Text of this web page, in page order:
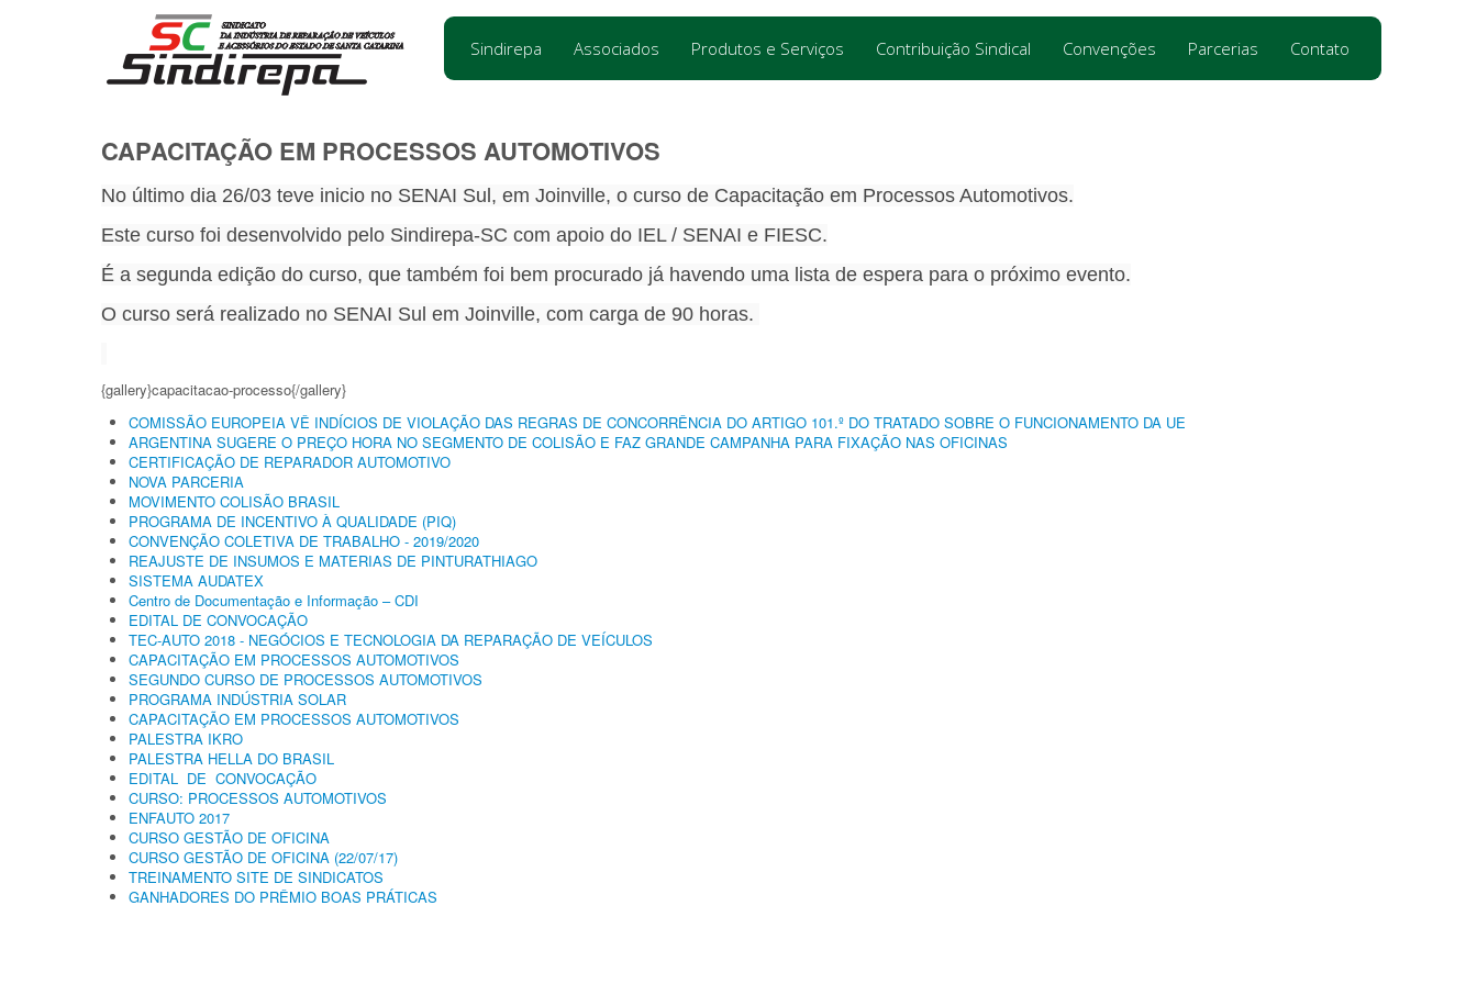
Sindirepa Associados Produtos e Serviços Contribuição Sindical Convenções Parcerias Contato
CAPACITAÇÃO EM PROCESSOS AUTOMOTIVOS
No último dia 26/03 teve inicio no SENAI Sul, em Joinville, o curso de Capacitação em Processos Automotivos.
Este curso foi desenvolvido pelo Sindirepa-SC com apoio do IEL / SENAI e FIESC.
É a segunda edição do curso, que também foi bem procurado já havendo uma lista de espera para o próximo evento.
O curso será realizado no SENAI Sul em Joinville, com carga de 90 horas.
{gallery}capacitacao-processo{/gallery}
COMISSÃO EUROPEIA VÊ INDÍCIOS DE VIOLAÇÃO DAS REGRAS DE CONCORRÊNCIA DO ARTIGO 101.º DO TRATADO SOBRE O FUNCIONAMENTO DA UE
ARGENTINA SUGERE O PREÇO HORA NO SEGMENTO DE COLISÃO E FAZ GRANDE CAMPANHA PARA FIXAÇÃO NAS OFICINAS
CERTIFICAÇÃO DE REPARADOR AUTOMOTIVO
NOVA PARCERIA
MOVIMENTO COLISÃO BRASIL
PROGRAMA DE INCENTIVO À QUALIDADE (PIQ)
CONVENÇÃO COLETIVA DE TRABALHO - 2019/2020
REAJUSTE DE INSUMOS E MATERIAS DE PINTURATHIAGO
SISTEMA AUDATEX
Centro de Documentação e Informação – CDI
EDITAL DE CONVOCAÇÃO
TEC-AUTO 2018 - NEGÓCIOS E TECNOLOGIA DA REPARAÇÃO DE VEÍCULOS
CAPACITAÇÃO EM PROCESSOS AUTOMOTIVOS
SEGUNDO CURSO DE PROCESSOS AUTOMOTIVOS
PROGRAMA INDÚSTRIA SOLAR
CAPACITAÇÃO EM PROCESSOS AUTOMOTIVOS
PALESTRA IKRO
PALESTRA HELLA DO BRASIL
EDITAL DE CONVOCAÇÃO
CURSO: PROCESSOS AUTOMOTIVOS
ENFAUTO 2017
CURSO GESTÃO DE OFICINA
CURSO GESTÃO DE OFICINA (22/07/17)
TREINAMENTO SITE DE SINDICATOS
GANHADORES DO PRÊMIO BOAS PRÁTICAS